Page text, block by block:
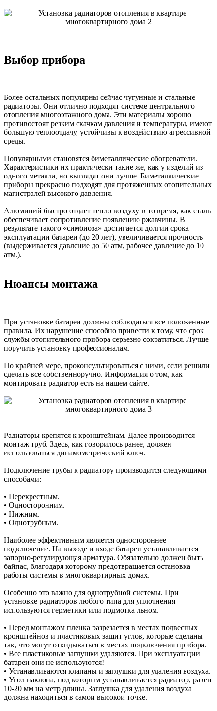
Выбор прибора
Более остальных популярны сейчас чугунные и стальные
радиаторы. Они отлично подходят системе центрального
отопления многоэтажного дома. Эти материалы хорошо
противостоят резким скачкам давления и температуры, имеют
большую теплоотдачу, устойчивы к воздействию агрессивной
среды.
Популярными становятся биметаллические обогреватели.
Характеристики их практически такие же, как у изделий из
одного металла, но выглядят они лучше. Биметаллические
приборы прекрасно подходят для протяженных отопительных
магистралей высокого давления.
Алюминий быстро отдает тепло воздуху, в то время, как сталь
обеспечивает сопротивление появлению ржавчины. В
результате такого «симбиоза» достигается долгий срока
эксплуатации батареи (до 20 лет), увеличивается прочность
(выдерживается давление до 50 атм, рабочее давление до 10
атм.).
Нюансы монтажа
При установке батареи должны соблюдаться все положенные
правила. Их нарушение способно привести к тому, что срок
службы отопительного прибора серьезно сократиться. Лучше
поручить установку профессионалам.
По крайней мере, проконсультироваться с ними, если решили
сделать все собственноручно. Информация о том, как
монтировать радиатор есть на нашем сайте.
Радиаторы крепятся к кронштейнам. Далее производится
монтаж труб. Здесь, как говорилось ранее, должен
использоваться динамометрический ключ.
Подключение трубы к радиатору производится следующими
способами:
• Перекрестным.
• Односторонним.
• Нижним.
• Однотрубным.
Наиболее эффективным является одностороннее
подключение. На выходе и входе батареи устанавливается
запорно-регулирующая арматура. Обязательно должен быть
байпас, благодаря которому предотвращается остановка
работы системы в многоквартирных домах.
Особенно это важно для однотрубной системы. При
установке радиаторов любого типа для уплотнения
используются герметики или подмотка льном.
• Перед монтажом пленка разрезается в местах подвесных
кронштейнов и пластиковых защит углов, которые сделаны
так, что могут откидываться в местах подключения прибора.
• Все пластиковые заглушки удаляются. При эксплуатации
батареи они не используются!
• Устанавливаются клапаны и заглушки для удаления воздуха.
• Угол наклона, под которым устанавливается радиатор, равен
10-20 мм на метр длины. Заглушка для удаления воздуха
должна находиться в самой высокой точке.